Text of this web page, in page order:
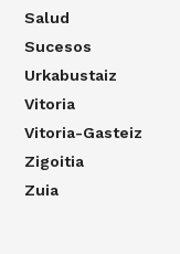
Salud
Sucesos
Urkabustaiz
Vitoria
Vitoria-Gasteiz
Zigoitia
Zuia